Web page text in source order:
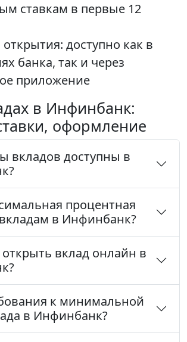
ставкам в первые 12
доступно как в
банка, так и через
приложение
в Инфинбанк:
оформление
вкладов доступны в
процентная
в Инфинбанк?
вклад онлайн в
к минимальной
в Инфинбанк?